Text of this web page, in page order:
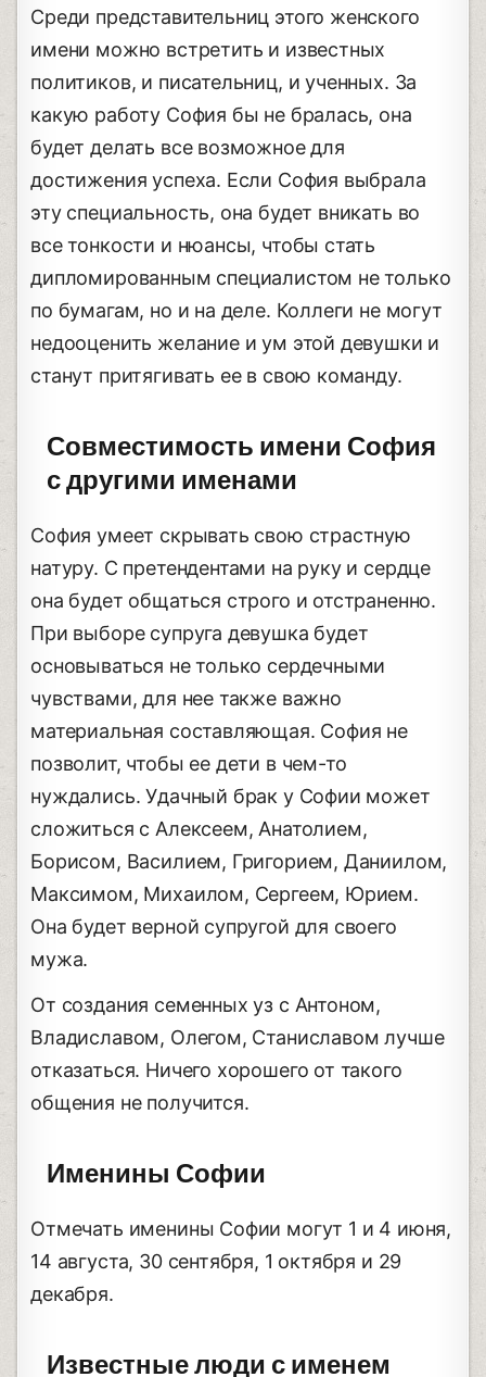
Среди представительниц этого женского
имени можно встретить и известных
политиков, и писательниц, и ученных. За
какую работу София бы не бралась, она
будет делать все возможное для
достижения успеха. Если София выбрала
эту специальность, она будет вникать во
все тонкости и нюансы, чтобы стать
дипломированным специалистом не только
по бумагам, но и на деле. Коллеги не могут
недооценить желание и ум этой девушки и
станут притягивать ее в свою команду.
Совместимость имени София
с другими именами
София умеет скрывать свою страстную
натуру. С претендентами на руку и сердце
она будет общаться строго и отстраненно.
При выборе супруга девушка будет
основываться не только сердечными
чувствами, для нее также важно
материальная составляющая. София не
позволит, чтобы ее дети в чем-то
нуждались. Удачный брак у Софии может
сложиться с Алексеем, Анатолием,
Борисом, Василием, Григорием, Даниилом,
Максимом, Михаилом, Сергеем, Юрием.
Она будет верной супругой для своего
мужа.
От создания семенных уз с Антоном,
Владиславом, Олегом, Станиславом лучше
отказаться. Ничего хорошего от такого
общения не получится.
Именины Софии
Отмечать именины Софии могут 1 и 4 июня,
14 августа, 30 сентября, 1 октября и 29
декабря.
Известные люди с именем